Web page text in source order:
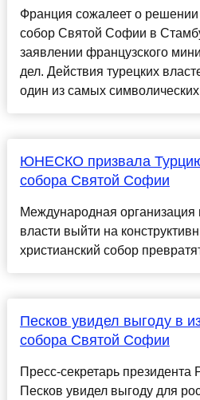
Франция сожалеет о решении
собор Святой Софии в
заявлении французского
дел. Действия турецких
один из самых символических
ЮНЕСКО призвала Турцию
собора Святой Софии
Международная организация
власти выйти на
христианский собор
Песков увидел выгоду в
собора Святой Софии
Пресс-секретарь президента
Песков увидел выгоду для